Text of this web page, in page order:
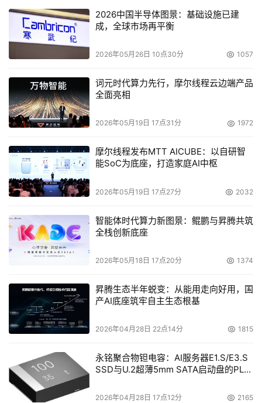
自全球最大的ERP软件公司SAP在七十年代创立时提出“开
发用于实时业务处理的标准应用软件”的愿景至今，生产环
境的数字化发生了天翻地覆的变革。目前从ISA-95的经典
架构来看，数字化的自动化控制在底层（第0-2层）已经普
对制造业实现了广泛应用。SAP以ERP为主要产品，对生产
的经营管理实现了日级到月级的业务智能化。而在自动化控
制和经营管理之间，面向生产运营的中间层，虽然以MES为
管理方面）有不少的实施和应用，但对于生产现场运营管
理，包括工艺过程实时监管、产品质量在生产过程的全生命
周期监控和追溯、设备管理以及能效管理等重要领域，发展
的实时数据以及分析计算为基础进行智能化管理，更谈不上
把精益和六西格玛的先进管理理念和最佳实践融入数字化管
理过程中。
这一层对于目前制造业，特别是大型流程工业的数字化提
升、实现数字化价值有着巨大空间，也正是优也ROD所拓展
的一片沃土。
数字孪生、流式计算、5G+、工业PaaS等等新一代的数字
化技术，融入精益和六西格玛的管理精髓，从而达到秒级到
日级的基础工业连续流生产的实时运营优化，在钢铁、有
2026中国半导体图景：基础设施已建
成，全球市场再平衡
2026年05月26日 10点30分 1057
词元时代算力先行，摩尔线程云边端产品
全面亮相
2026年05月19日 17点31分 1972
摩尔线程发布MTT AICUBE：以自研智
能SoC为底座，打造家庭AI中枢
2026年05月19日 17点27分 2032
智能体时代算力新图景：鲲鹏与昇腾共筑
全栈创新底座
2026年05月18日 17点20分 1374
昇腾生态半年蜕变：从能用走向好用，国
产AI底座筑牢自主生态根基
2026年04月28日 22点14分 1815
永铭聚合物钽电容：AI服务器E1.S/E3.S
SSD与U.2超薄5mm SATA启动盘的PLP
2026年04月28日 17点12分 2165